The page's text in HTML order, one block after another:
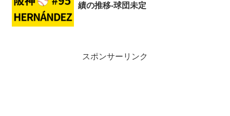
績の推移-球団未定
スポンサーリンク